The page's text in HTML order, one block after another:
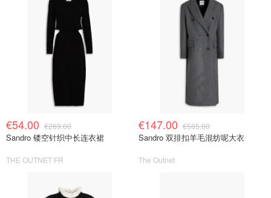
€54.00 €269.00
Sandro 镂空针织中长连衣裙
THE OUTNET FR
€147.00 €565.00
Sandro 双排扣羊毛混纺呢大衣
The Outnet